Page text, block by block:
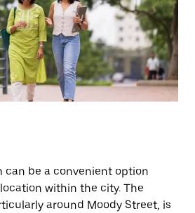
can be a convenient option
within the city. The
around Moody Street, is